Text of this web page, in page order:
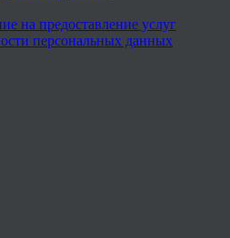
на предоставление услуг
персональных данных